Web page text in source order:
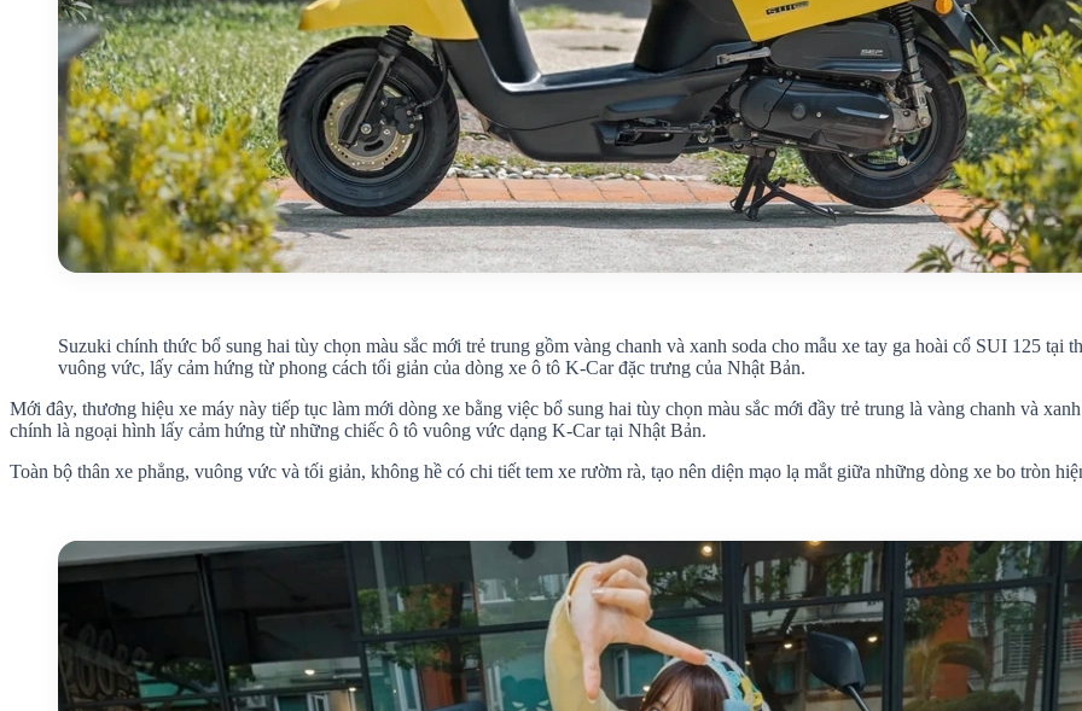
Suzuki chính thức bổ sung hai tùy chọn màu sắc mới trẻ trung gồm vàng chanh và xanh soda cho mẫu xe tay ga hoài cổ SUI 125
vuông vức, lấy cảm hứng từ phong cách tối giản của dòng xe ô tô K-Car đặc trưng của Nhật Bản.
Mới đây, thương hiệu xe máy này tiếp tục làm mới dòng xe bằng việc bổ sung hai tùy chọn màu sắc mới đầy trẻ trung là vàng chanh và
chính là ngoại hình lấy cảm hứng từ những chiếc ô tô vuông vức dạng K-Car tại Nhật Bản.
Toàn bộ thân xe phẳng, vuông vức và tối giản, không hề có chi tiết tem xe rườm rà, tạo nên diện mạo lạ mắt giữa những dòng xe bo tròn